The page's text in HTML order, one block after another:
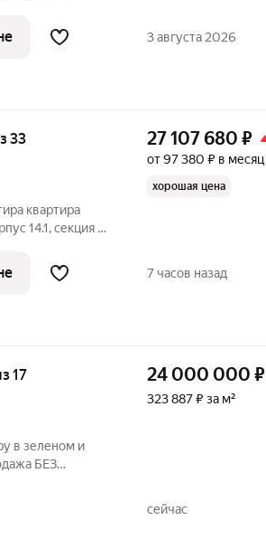
3 августа 2026
33
квартира
14.1, секция 1)
и МЦД
27 107 680 ₽
от 97 380 ₽ в месяц
хорошая цена
7 часов назад
17
в зеленом и
БЕЗ
24 000 000 ₽
323 887 ₽ за м²
сейчас